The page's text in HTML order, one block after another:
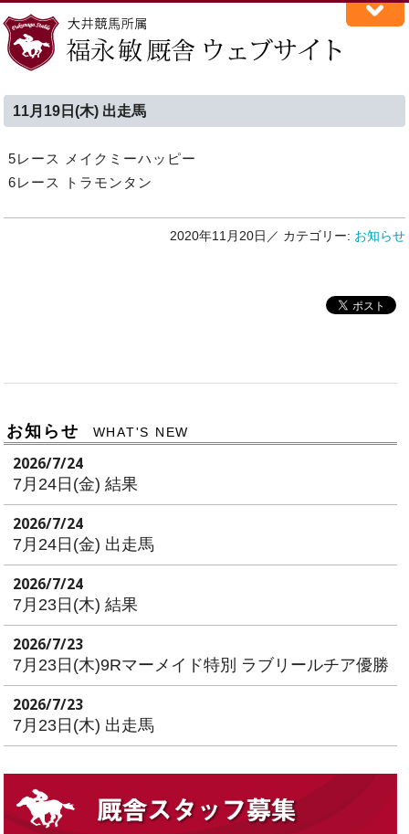
11月19日(木) 出走馬
5レース メイクミーハッピー
6レース トラモンタン
2020年11月20日／ カテゴリー: お知らせ
お知らせ WHAT'S NEW
2026/7/24
7月24日(金) 結果
2026/7/24
7月24日(金) 出走馬
2026/7/24
7月23日(木) 結果
2026/7/23
7月23日(木)9Rマーメイド特別 ラブリールチア優勝
2026/7/23
7月23日(木) 出走馬